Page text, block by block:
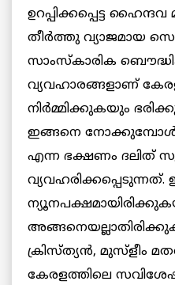
ഉറപ്പിക്കപ്പെട്ട ഹൈന്ദവ
തീര്‍ത്തു വ്യാജമായ
സാംസ്കാരിക
വ്യവഹാരങ്ങളാണ്
നിര്‍മ്മിക്കുകയും
ഇങ്ങനെ നോക്കുമ്പോള്‍
എന്ന ഭക്ഷണം ദലിത്
വ്യവഹരിക്കപ്പെടുന്നത്.
ക്രിസ്ത്യന്‍, മുസ്ളീം
കേരളത്തിലെ